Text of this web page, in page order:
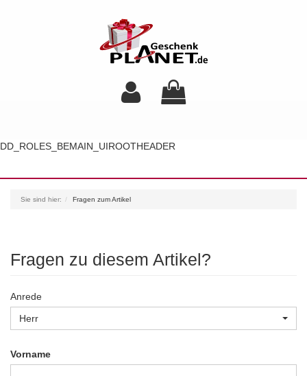
DD_ROLES_BEMAIN_UIROOTHEADER
Sie sind hier: Fragen zum Artikel
Fragen zu diesem Artikel?
Anrede
Herr
Vorname